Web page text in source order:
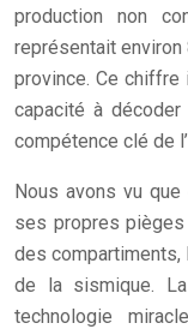
production non
représentait
province. Ce chiffre
capacité à
compétence clé de
Nous avons vu
ses propres
des compartiments,
de la sismique.
technologie